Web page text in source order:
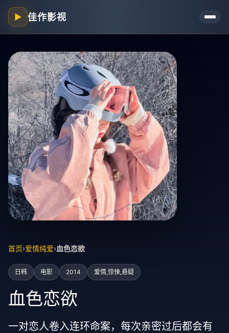
▶ 佳作影视
首页›爱情纯爱›血色恋欲
日韩 电影 2014 爱情,惊悚,悬疑
血色恋欲
一对恋人卷入连环命案，每次亲密过后都会有